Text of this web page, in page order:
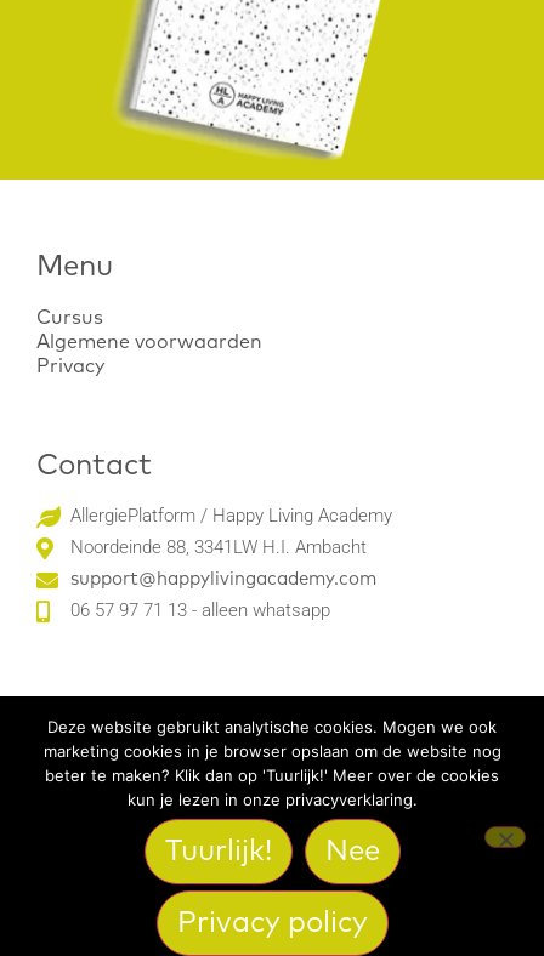
Menu
Cursus
Algemene voorwaarden
Privacy
Contact
AllergiePlatform / Happy Living Academy
Noordeinde 88, 3341LW H.I. Ambacht
support@happylivingacademy.com
06 57 97 71 13 - alleen whatsapp
@2024 AllergiePlatform
Deze website gebruikt analytische cookies. Mogen we ook
marketing cookies in je browser opslaan om de website nog
beter te maken? Klik dan op 'Tuurlijk!' Meer over de cookies
kun je lezen in onze privacyverklaring.
Tuurlijk! Nee
Privacy policy